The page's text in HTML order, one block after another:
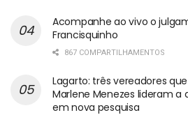
Acompanhe ao vivo o
Francisquinho
867 COMPARTILHAMENTOS
Lagarto: três vereadores
Marlene Menezes lideram a
em nova pesquisa